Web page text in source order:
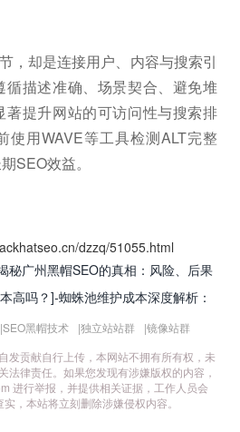
，却是连接用户、内容与搜索引
描述准确、场景契合、避免堆
著提升网站的可访问性与搜索排
使用WAVE等工具检测ALT完整
SEO效益。
dzzq/51055.html
秘广州黑帽SEO的真相：风险、后果
高吗？]-蜘蛛池维护成本深度解析：
略
|SEO黑帽技术 |独立站站群 |镜像站群
发贡献自行上传，本网站不拥有所有权，未
法律责任。如果您发现有涉嫌版权的内容，
进行举报，并提供相关证据，工作人员会
，本站将立刻删除涉嫌侵权内容。